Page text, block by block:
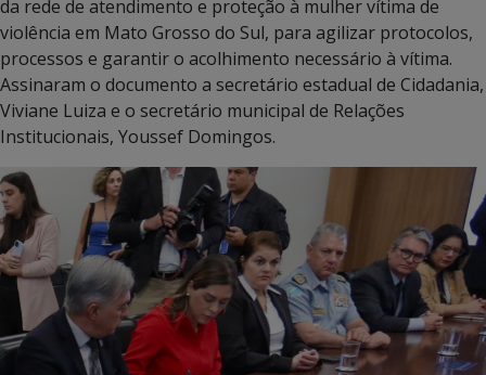
da rede de atendimento e proteção à mulher vítima de
violência em Mato Grosso do Sul, para agilizar protocolos,
processos e garantir o acolhimento necessário à vítima.
Assinaram o documento a secretário estadual de Cidadania,
Viviane Luiza e o secretário municipal de Relações
Institucionais, Youssef Domingos.